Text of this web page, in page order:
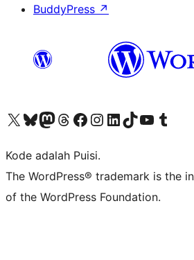
BuddyPress ↗
Kunjungi akun X (sebelumnya Twitter) kamiVisit our Bluesky account
Kunjungi akun Mastodon kami
Visit our Threads account
Kunjungi halaman Facebook kamiKunjungi akun Instagram kamiKunjungi akun LinkedIn kami
Visit our TikTok account
Kunjungi channel YouTube kamiVisit our
Kode adalah Puisi.
The WordPress® trademark is the
of the WordPress Foundation.